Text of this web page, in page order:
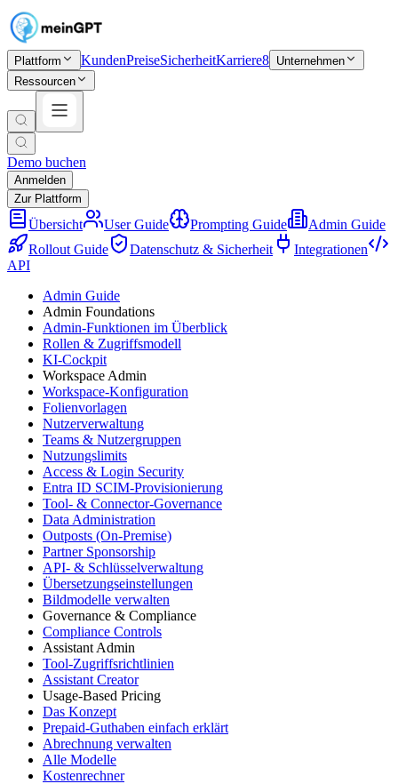
Plattform KundenPreiseSicherheitKarriere8 Unternehmen
Ressourcen
Demo buchen
Anmelden
Zur Plattform
Übersicht User Guide Prompting Guide
Admin Guide
Rollout Guide
Datenschutz & Sicherheit
Integrationen
API
Admin Guide
Admin Foundations
Admin-Funktionen im Überblick
Rollen & Zugriffsmodell
KI-Cockpit
Workspace Admin
Workspace-Konfiguration
Folienvorlagen
Nutzerverwaltung
Teams & Nutzergruppen
Nutzungslimits
Access & Login Security
Entra ID SCIM-Provisionierung
Tool- & Connector-Governance
Data Administration
Outposts (On-Premise)
Partner Sponsorship
API- & Schlüsselverwaltung
Übersetzungseinstellungen
Bildmodelle verwalten
Governance & Compliance
Compliance Controls
Assistant Admin
Tool-Zugriffsrichtlinien
Assistant Creator
Usage-Based Pricing
Das Konzept
Prepaid-Guthaben einfach erklärt
Abrechnung verwalten
Alle Modelle
Kostenrechner